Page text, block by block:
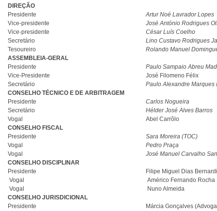
DIREÇÃO
Presidente
Artur Noé Lavrador Lopes
Vice-presidente
José António Rodrigues
Vice-presidente
César Luís Coelho
Secretário
Lino Custavo Rodrigues
Tesoureiro
Rolando Manuel
ASSEMBLEIA-GERAL
Presidente
Paulo Sampaio Abreu
Vice-Presidente
José Filomeno Félix
Secretário
Paulo Alexandre Marques
CONSELHO TÉCNICO E DE ARBITRAGEM
Presidente
Carlos Nogueira
Secretário
Hélder José Alves Barros
Vogal
Abel Carrôlo
CONSELHO FISCAL
Presidente
Sara Moreira (TOC)
Vogal
Pedro Praça
Vogal
José Manuel Carvalho
CONSELHO DISCIPLINAR
Presidente
Filipe Miguel Dias
Vogal
Américo Fernando Rocha
Vogal
Nuno Almeida
CONSELHO JURISDICIONAL
Presidente
Márcia Gonçalves